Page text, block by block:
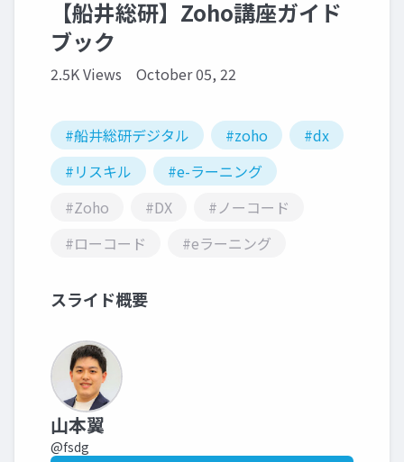
【船井総研】Zoho講座ガイド
ブック
2.5K Views October 05, 22
#船井総研デジタル #zoho
#dx
#リスキル
#e-ラーニング
#Zoho
#DX
#ノーコード
#ローコード
#eラーニング
スライド概要
山本翼
@fsdg